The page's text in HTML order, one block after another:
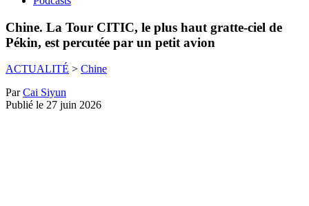
Chine. La Tour CITIC, le plus haut gratte-ciel de
Pékin, est percutée par un petit avion
ACTUALITÉ > Chine
ParCai Siyun
Publié le 27 juin 2026